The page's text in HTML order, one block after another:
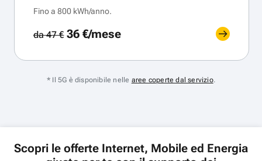
Fino a 800 kWh/anno.
da 47 €36 €/mese
* Il 5G è disponibile nelle aree coperte dal servizio.
Scopri le offerte Internet, Mobile ed Energia